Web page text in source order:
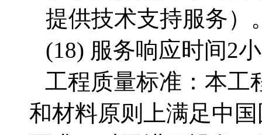
提供技术支持服务）
(18) 服务响应时间2
工程质量标准：本工
和材料原则上满足中